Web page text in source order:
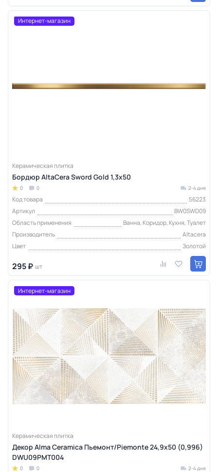
Интернет-магазин
Керамическая плитка
Бордюр AltaCera Sword Gold 1,3х50
0 0 2-4 дня
Код товара
56223
Артикул
BW0SWD09
Область применения
Ванна, Коридор, Кухня, Туалет
Производитель
Altacera
Цвет
Золотой
295 ₽ шт
Интернет-магазин
Керамическая плитка
Декор Alma Ceramica Пьемонт/Piemonte 24,9х50 (0,996)
DWU09PMT004
0 0 2-4 дня